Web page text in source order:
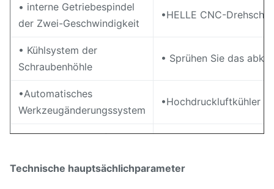
• interne Getriebespindel
der Zwei-Geschwindigkeit
•HELLE CNC-
• Kühlsystem der
Schraubenhöhle
• Sprühen Sie das
•Automatisches
Werkzeugänderungssystem
•Hochdruckluftkühler
• Schraubenspäneförderer
Technische hauptsächlichparameter